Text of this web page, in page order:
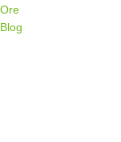
Ore
Blog